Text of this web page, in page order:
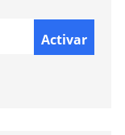
Activar